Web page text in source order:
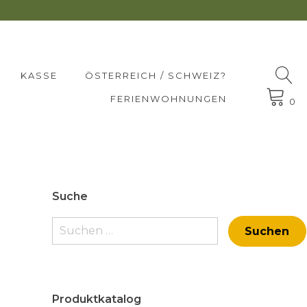
KASSE ÖSTERREICH / SCHWEIZ?
FERIENWOHNUNGEN 0
Suche
Suchen
nach:
Produktkatalog